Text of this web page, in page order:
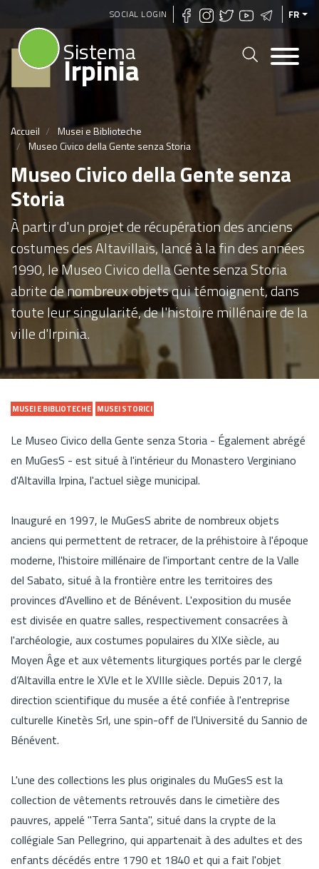
Aller
au
contenu
principal
SOCIAL LOGIN FR
Sistema
Irpinia
Accueil
Musei e Biblioteche
Museo Civico della Gente senza Storia
Museo Civico della Gente senza
Storia
À partir d'un projet de récupération des anciens
costumes des Altavillais, lancé à la fin des années
1990, le Museo Civico della Gente senza Storia
abrite de nombreux objets qui témoignent, dans
toute leur singularité, de l'histoire millénaire de la
ville d'Irpinia.
MUSEI E BIBLIOTECHE MUSEI STORICI
Le Museo Civico della Gente senza Storia - Également abrégé
en MuGesS - est situé à l'intérieur du Monastero Verginiano
d'Altavilla Irpina, l'actuel siège municipal.
Inauguré en 1997, le MuGesS abrite de nombreux objets
anciens qui permettent de retracer, de la préhistoire à l'époque
moderne, l'histoire millénaire de l'important centre de la Valle
del Sabato, situé à la frontière entre les territoires des
provinces d'Avellino et de Bénévent. L'exposition du musée
est divisée en quatre salles, respectivement consacrées à
l'archéologie, aux costumes populaires du XIXe siècle, au
Moyen Âge et aux vêtements liturgiques portés par le clergé
d’Altavilla entre le XVIe et le XVIIIe siècle. Depuis 2017, la
direction scientifique du musée a été confiée à l'entreprise
culturelle Kinetès Srl, une spin-off de l'Université du Sannio de
Bénévent.
L'une des collections les plus originales du MuGesS est la
collection de vêtements retrouvés dans le cimetière des
pauvres, appelé "Terra Santa", situé dans la crypte de la
collégiale San Pellegrino, qui appartenait à des adultes et des
enfants décédés entre 1790 et 1840 et qui a fait l'objet